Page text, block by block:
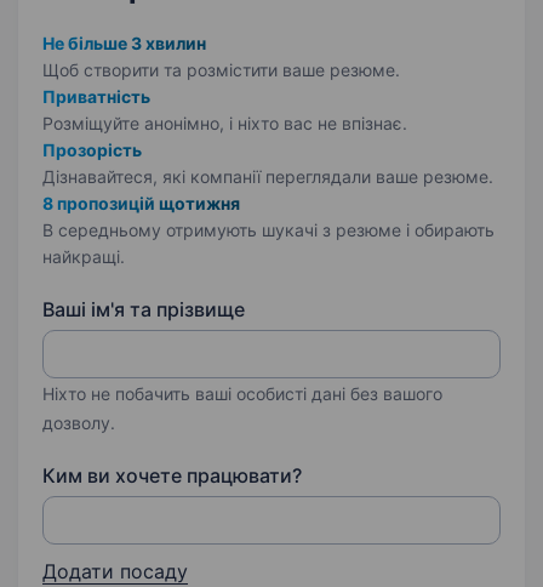
Не більше 3 хвилин
Щоб створити та розмістити ваше резюме.
Приватність
Розміщуйте анонімно, і ніхто вас не впізнає.
Прозорість
Дізнавайтеся, які компанії переглядали ваше резюме.
8 пропозицій щотижня
В середньому отримують шукачі з резюме і обирають
найкращі.
Ваші ім'я та прізвище
Ніхто не побачить ваші особисті дані без вашого
дозволу.
Ким ви хочете працювати?
Додати посаду